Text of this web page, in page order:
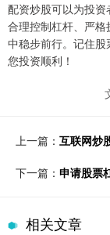
配资炒股可以为投
合理控制杠杆、严
中稳步前行。记住
您投资顺利！
上一篇： 互联网炒
下一篇： 申请股票
相关文章